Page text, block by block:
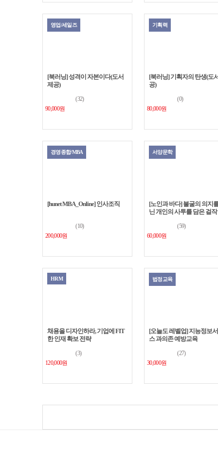
영업/세일즈
[북러닝] 성격이 자본이다(도서
제공)
(32)
90,000원
기획력
[북러닝] 기획자의 탄생(도
공)
(0)
80,000원
경영종합/MBA
[hunet MBA_Online] 인사조직
(10)
200,000원
서양문학
[노인과 바다] 불굴의 의지
닌 개인의 사투를 담은 걸작
(59)
60,000원
HRM
채용을 디자인하라, 기업에 FIT
한 인재 확보 전략
(3)
120,000원
법정교육
[오늘도 레벨업] 지능정보
스 과의존 예방교육
(27)
30,000원